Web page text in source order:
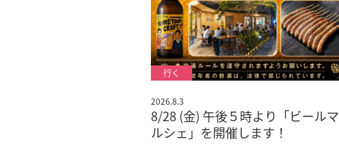
2026.8.3
8/28 (金) 午後５時より「ビールマ
ルシェ」を開催します！